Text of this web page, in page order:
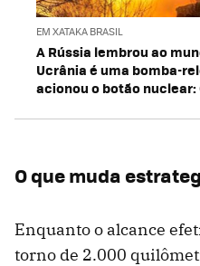
EM XATAKA BRASIL
A Rússia lembrou ao
Ucrânia é uma bomba-
acionou o botão nuclear:
O que muda
Enquanto o alcance
torno de 2.000